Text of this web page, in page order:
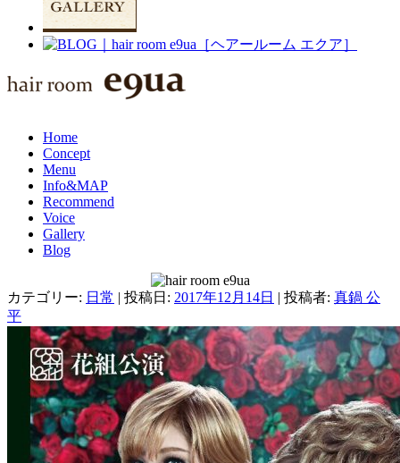
Home
Concept
Menu
Info&MAP
Recommend
Voice
Gallery
Blog
カテゴリー: 日常 | 投稿日: 2017年12月14日 | 投稿者: 真鍋 公
平